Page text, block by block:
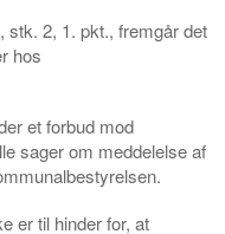
2, 1. pkt., fremgår det
hos
et forbud mod
sager om meddelelse af
er til hinder for, at